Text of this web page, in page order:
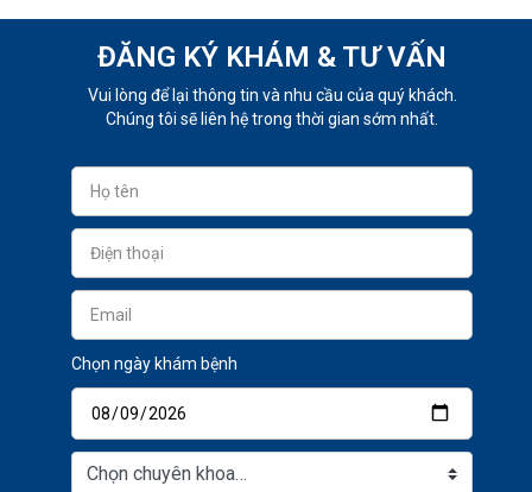
ĐĂNG KÝ KHÁM & TƯ VẤN
Vui lòng để lại thông tin và nhu cầu của quý khách.
Chúng tôi sẽ liên hệ trong thời gian sớm nhất.
Chọn ngày khám bệnh